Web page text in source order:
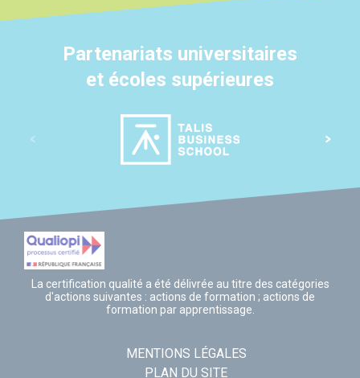
Partenariats universitaires
et écoles supérieures
La certification qualité a été délivrée au titre des catégories
d'actions suivantes : actions de formation ; actions de
formation par apprentissage.
MENTIONS LÉGALES
PLAN DU SITE